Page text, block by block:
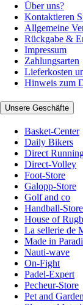
Über uns?
Kontaktieren
Allgemeine
Rückgabe &
Impressum
Zahlungsarten
Lieferkosten
Hinweis zum
Unsere Geschäfte
Basket-Center
Daily Bikers
Direct
Direct-Volley
Foot-Store
Galopp-Store
Golf and co
Handball-Store
House of
La sellerie de
Made in
Nauti-wave
On-Fight
Padel-Expert
Pecheur-Store
Pet and Garden